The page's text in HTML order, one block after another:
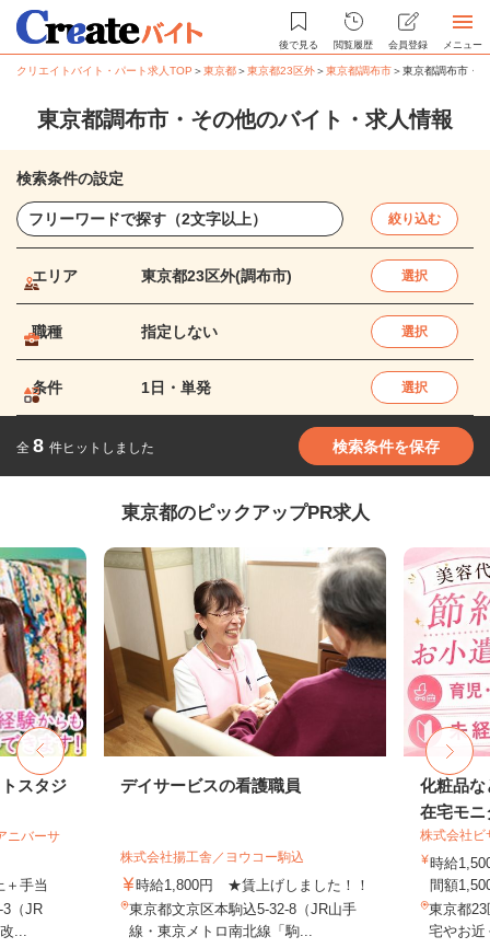
後で見る 閲覧履歴 会員登録 メニュー
クリエイトバイト・パート求人TOP ＞東京都＞東京都23区外＞東京都調布市＞東京都調布市・
東京都調布市・その他のバイト・求人情報
検索条件の設定
絞り込む
エリア 東京都23区外(調布市) 選択
職種 指定しない 選択
条件 1日・単発 選択
全 8 件ヒットしました 検索条件を保存
東京都のピックアップPR求人
スタジ
ニバーサ
＋手当
3（JR
...
デイサービスの看護職員
株式会社揚工舎／ヨウコー駒込
時給1,800円 ★賃上げしました！！
東京都文京区本駒込5-32-8（JR山手
線・東京メトロ南北線「駒...
化粧品な
在宅モニ
株式会社ビ
時給
間額
東京都
宅やお近